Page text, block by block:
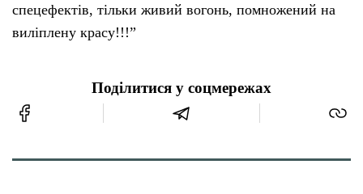
спецефектів, тільки живий вогонь, помножений на
виліплену красу!!!”
Поділитися у соцмережах